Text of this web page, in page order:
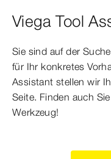
Viega Tool
Sie sind auf der
für Ihr konkretes
Assistant stellen wir
Seite. Finden auch
Werkzeug!